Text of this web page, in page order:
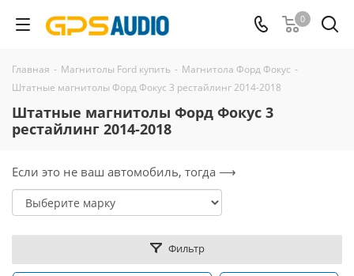
0
Главная - Магнитолы Ford купить - Магнитола Форд Фокус -
Штатные магнитолы Форд Фокус 3 рестайлинг 2014-2018
Штатные магнитолы Форд Фокус 3
рестайлинг 2014-2018
Если это не ваш автомобиль, тогда ⟶
Фильтр